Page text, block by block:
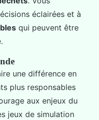
éclairées et à
qui peuvent être
une différence en
plus responsables
aux enjeux du
jeux de simulation